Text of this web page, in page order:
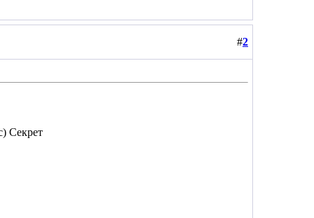
#2
Секрет